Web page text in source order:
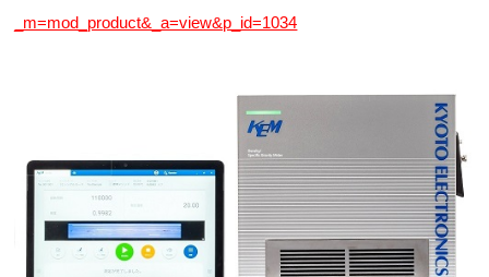
_m=mod_product&_a=view&p_id=1034